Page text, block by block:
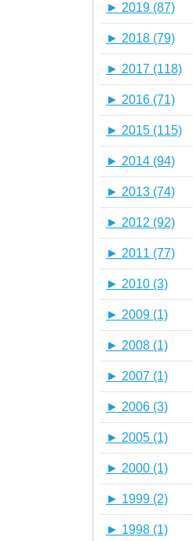
► 2019 (87)
► 2018 (79)
► 2017 (118)
► 2016 (71)
► 2015 (115)
► 2014 (94)
► 2013 (74)
► 2012 (92)
► 2011 (77)
► 2010 (3)
► 2009 (1)
► 2008 (1)
► 2007 (1)
► 2006 (3)
► 2005 (1)
► 2000 (1)
► 1999 (2)
► 1998 (1)